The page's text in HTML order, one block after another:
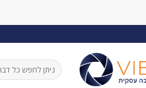
חיפוש
עבור: